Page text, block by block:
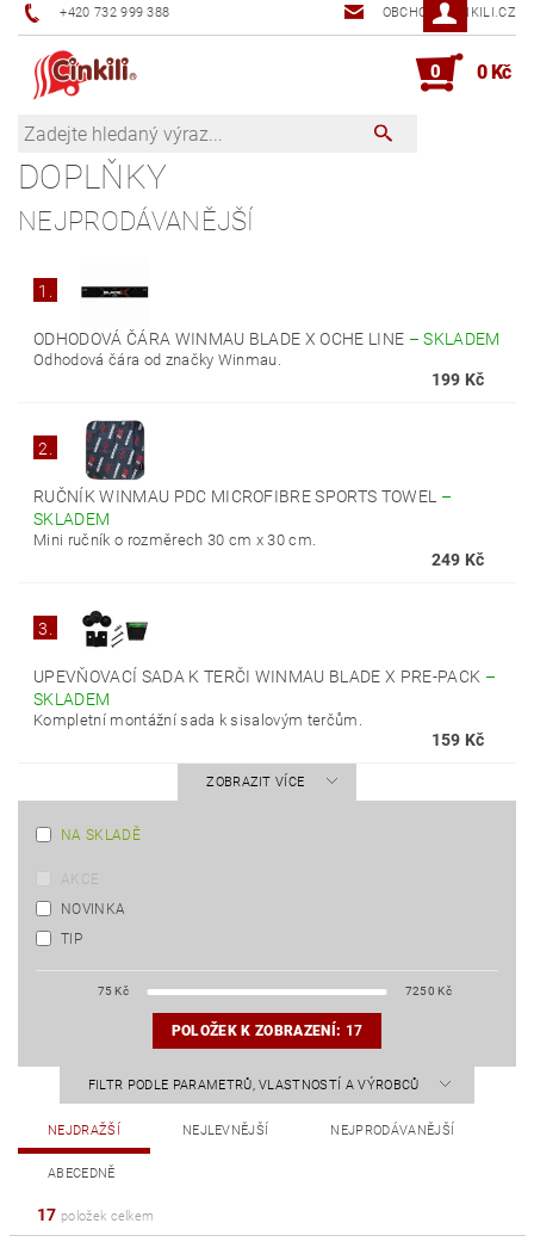
+420 732 999 388 OBCHOD@CINKILI.CZ
0 0 Kč
DOPLŇKY
NEJPRODÁVANĚJŠÍ
1.
ODHODOVÁ ČÁRA WINMAU BLADE X OCHE LINE –SKLADEM
Odhodová čára od značky Winmau.
199 Kč
2.
RUČNÍK WINMAU PDC MICROFIBRE SPORTS TOWEL –
SKLADEM
Mini ručník o rozměrech 30 cm x 30 cm.
249 Kč
3.
UPEVŇOVACÍ SADA K TERČI WINMAU BLADE X PRE-PACK –
SKLADEM
Kompletní montážní sada k sisalovým terčům.
159 Kč
ZOBRAZIT VÍCE
NA SKLADĚ
AKCE
NOVINKA
TIP
75Kč 7250 Kč
POLOŽEK K ZOBRAZENÍ: 17
FILTR PODLE PARAMETRŮ, VLASTNOSTÍ A VÝROBCŮ
NEJDRAŽŠÍ NEJLEVNĚJŠÍ NEJPRODÁVANĚJŠÍ
ABECEDNĚ
17 položek celkem